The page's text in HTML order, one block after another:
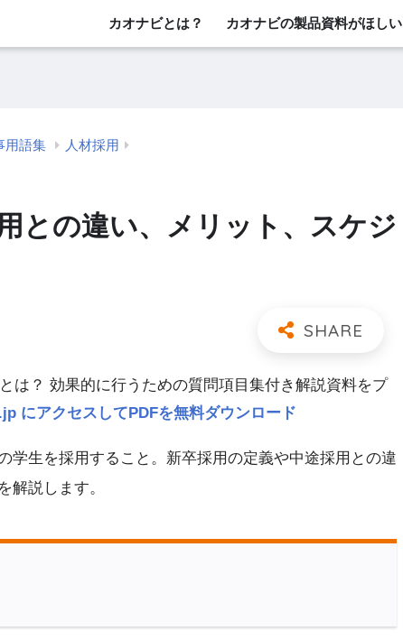
カオナビとは？ カオナビの製品資料がほしい
用語集 人材採用
との違い、メリット、スケジ
は？ 効果的に行うための質問項目集付き解説資料をプ
にアクセスしてPDFを無料ダウンロード
学生を採用すること。新卒採用の定義や中途採用との違
解説します。